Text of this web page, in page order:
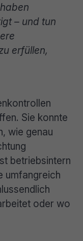
– und tun
erfüllen,
Sie konnte
wie genau
betriebsintern
umfangreich
oder wo